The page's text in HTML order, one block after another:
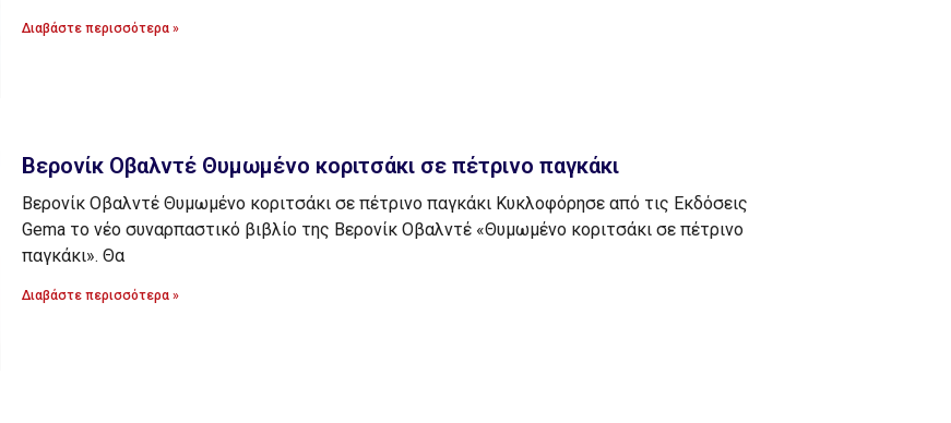
Διαβάστε περισσότερα »
Βερονίκ Οβαλντέ Θυμωμένο κοριτσάκι σε πέτρινο παγκάκι
Βερονίκ Οβαλντέ Θυμωμένο κοριτσάκι σε πέτρινο παγκάκι Κυκλοφόρησε από τις Εκδόσεις
Gema το νέο συναρπαστικό βιβλίο της Βερονίκ Οβαλντέ «Θυμωμένο κοριτσάκι σε πέτρινο
παγκάκι». Θα
Διαβάστε περισσότερα »